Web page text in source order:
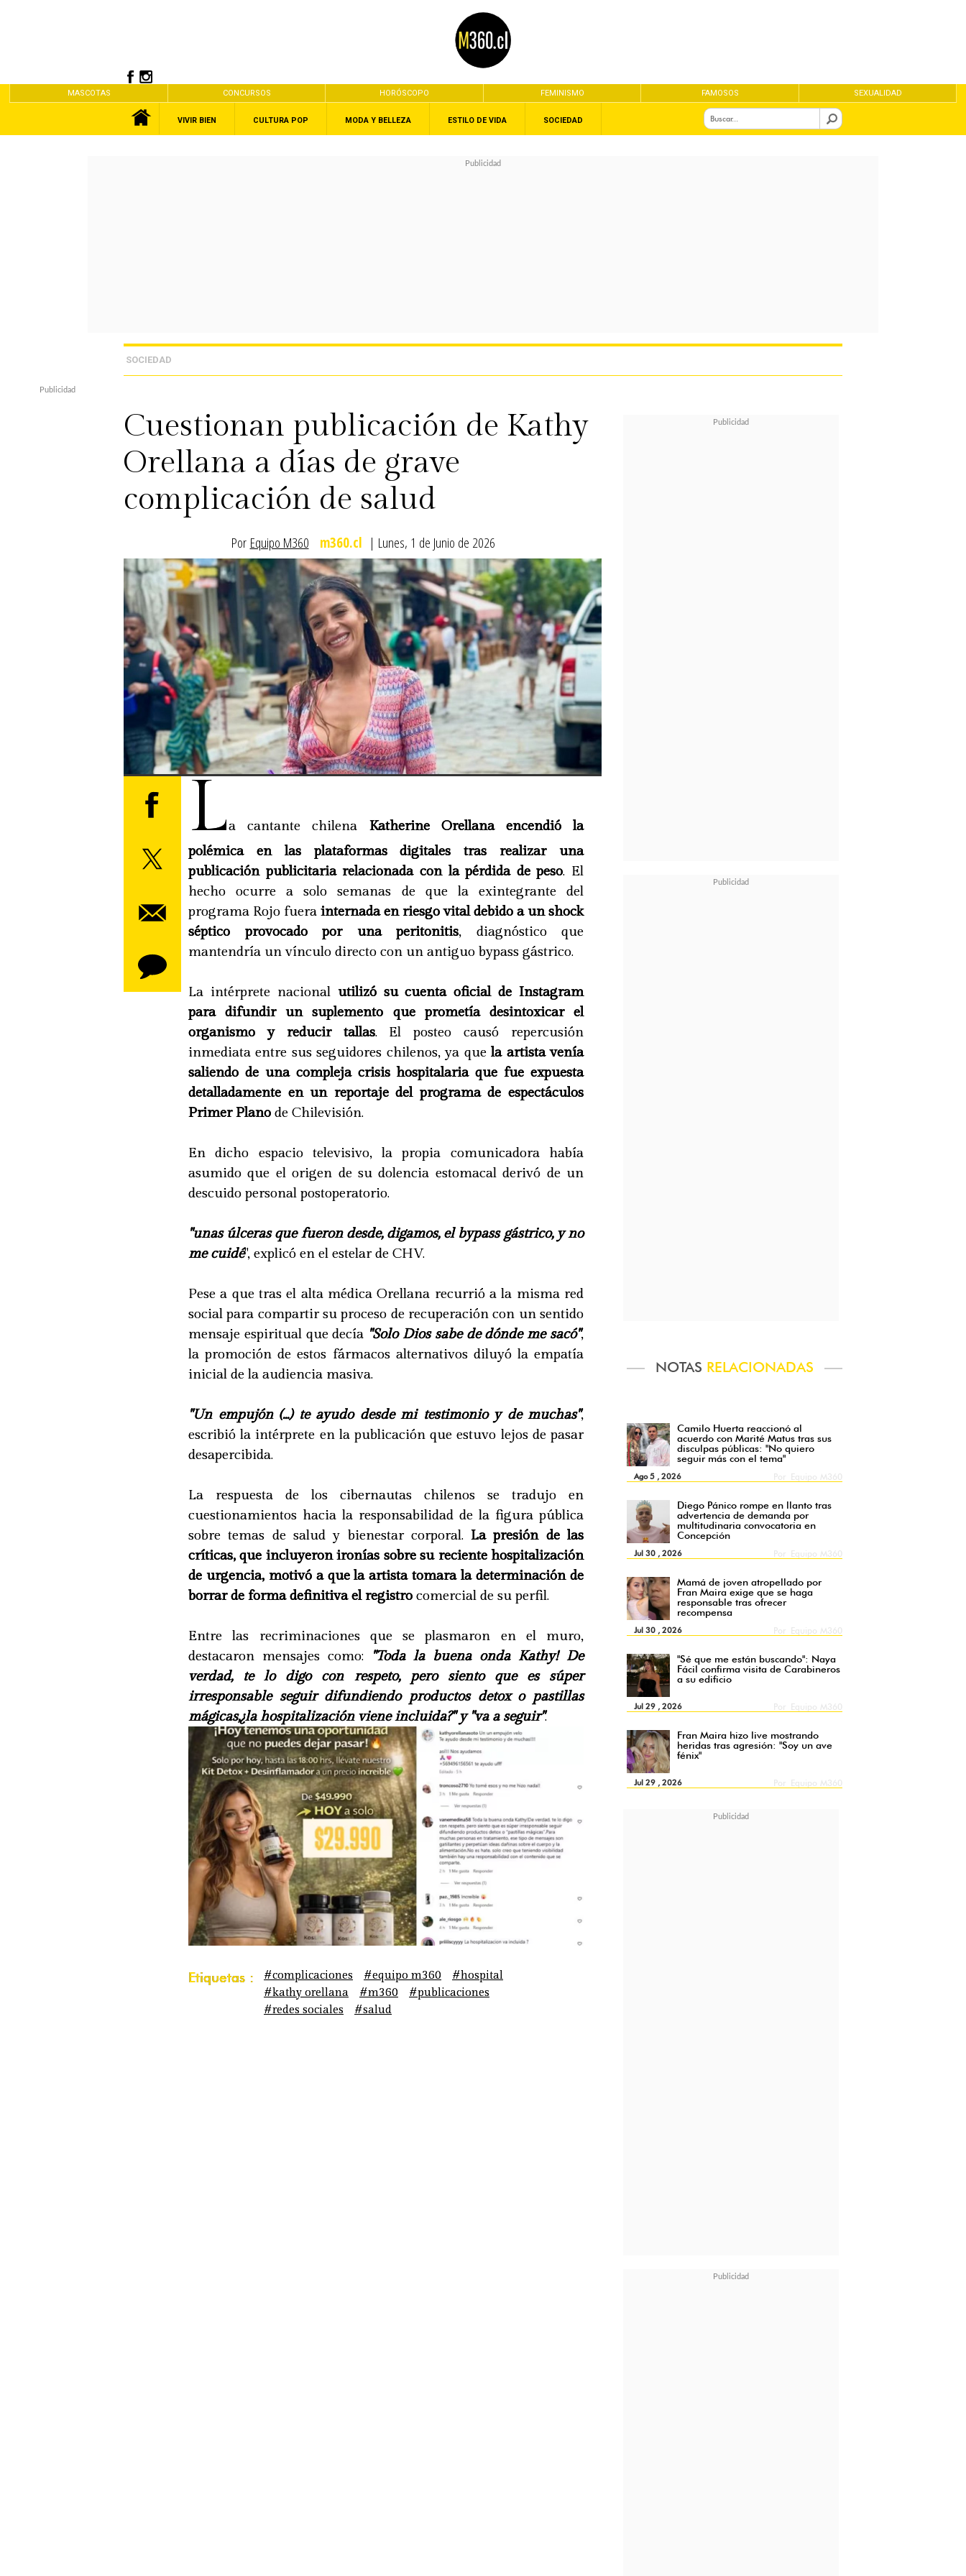
MASCOTAS CONCURSOS HORÓSCOPO FEMINISMO FAMOSOS SEXUALIDAD
VIVIR BIEN CULTURA POP MODA Y BELLEZA ESTILO DE VIDA SOCIEDAD
SOCIEDAD
Cuestionan publicación de Kathy
Orellana a días de grave
complicación de salud
Por Equipo M360 m360.cl | Lunes, 1 de Junio de 2026
NOTAS RELACIONADAS
Camilo Huerta reaccionó al
acuerdo con Marité Matus tras sus
disculpas públicas: "No quiero
seguir más con el tema"
Ago 5 , 2026
Diego Pánico rompe en llanto tras
advertencia de demanda por
multitudinaria convocatoria en
Concepción
Jul 30 , 2026
Mamá de joven atropellado por
Fran Maira exige que se haga
responsable tras ofrecer
recompensa
Jul 30 , 2026
"Sé que me están buscando": Naya
Fácil confirma visita de Carabineros
a su edificio
Jul 29 , 2026
Fran Maira hizo live mostrando
heridas tras agresión: "Soy un ave
fénix"
Jul 29 , 2026
La cantante chilena Katherine Orellana encendió la
polémica en las plataformas digitales tras realizar una
publicación publicitaria relacionada con la pérdida de peso. El
hecho ocurre a solo semanas de que la exintegrante del
programa Rojo fuera internada en riesgo vital debido a un shock
séptico provocado por una peritonitis, diagnóstico que
mantendría un vínculo directo con un antiguo bypass gástrico.
La intérprete nacional utilizó su cuenta oficial de Instagram
para difundir un suplemento que prometía desintoxicar el
organismo y reducir tallas. El posteo causó repercusión
inmediata entre sus seguidores chilenos, ya quela artista venía
saliendo de una compleja crisis hospitalaria que fue expuesta
detalladamente en un reportaje del programa de espectáculos
Primer Plano de Chilevisión.
En dicho espacio televisivo, la propia comunicadora había
asumido que el origen de su dolencia estomacal derivó de un
descuido personal postoperatorio.
"unas úlceras que fueron desde, digamos, el bypass gástrico, y no
me cuidé", explicó en el estelar de CHV.
Pese a que tras el alta médica Orellana recurrió a la misma red
social para compartir su proceso de recuperación con un sentido
mensaje espiritual que decía "Solo Dios sabe de dónde me sacó",
la promoción de estos fármacos alternativos diluyó la empatía
inicial de la audiencia masiva.
"Un empujón (...) te ayudo desde mi testimonio y de muchas",
escribió la intérprete en la publicación que estuvo lejos de pasar
desapercibida.
La respuesta de los cibernautas chilenos se tradujo en
cuestionamientos hacia la responsabilidad de la figura pública
sobre temas de salud y bienestar corporal.La presión de las
críticas, que incluyeron ironías sobre su reciente hospitalización
de urgencia, motivó a que la artista tomara la determinación de
borrar de forma definitiva el registro comercial de su perfil.
Entre las recriminaciones que se plasmaron en el muro,
destacaron mensajes como:
"Toda la buena onda Kathy! De
verdad, te lo digo con respeto, pero siento que es súper
irresponsable seguir difundiendo productos detox o pastillas
mágicas,¿la hospitalización viene incluida?" y "va a seguir".
Etiquetas : #complicaciones #equipo m360
#hospital
#kathy orellana
#m360
#publicaciones
#redes sociales
#salud